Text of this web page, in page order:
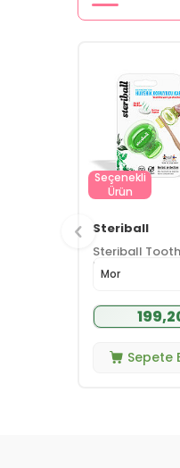
Seçenekli
Ürün
Steriball
Steriball
Protector
Sepete